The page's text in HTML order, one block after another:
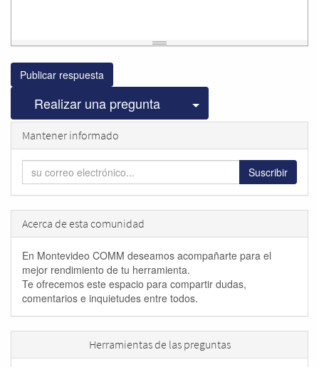
Publicar respuesta
Realizar una pregunta Seleccionar
Mantener informado
Suscribir
Acerca de esta comunidad
En Montevideo COMM deseamos acompañarte para el
mejor rendimiento de tu herramienta.
Te ofrecemos este espacio para compartir dudas,
comentarios e inquietudes entre todos.
Herramientas de las preguntas